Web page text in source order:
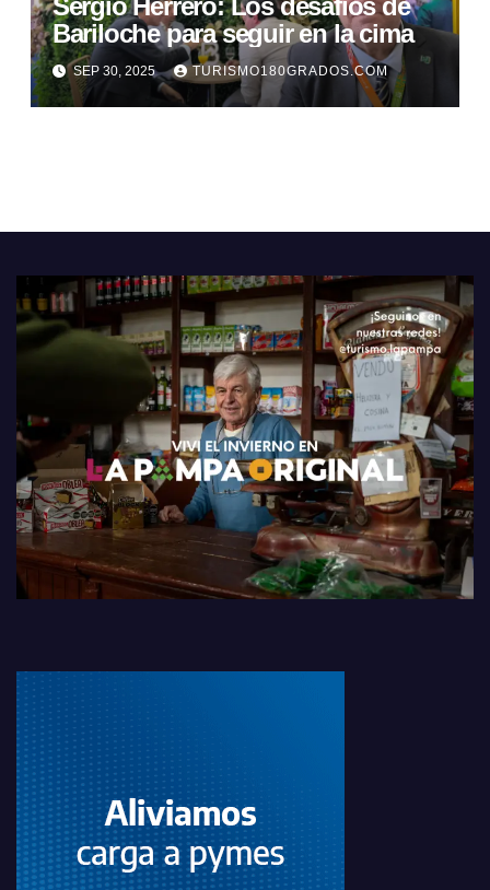
Bariloche para seguir en la cima
SEP 30, 2025 TURISMO180GRADOS.COM